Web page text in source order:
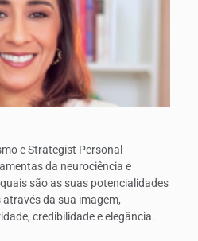
e Strategist Personal
da neurociência e
são as suas potencialidades
da sua imagem,
credibilidade e elegância.